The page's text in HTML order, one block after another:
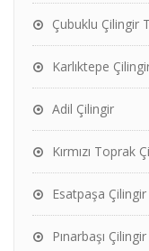
Çubuklu Çilingir
Karlıktepe
Adil Çilingir
Kırmızı Toprak
Esatpaşa Çilingir
Pınarbaşı Çilingir